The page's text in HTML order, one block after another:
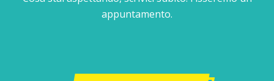
appuntamento.